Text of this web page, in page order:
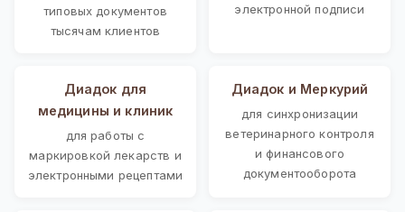
типовых документов
тысячам клиентов
электронной подписи
Диадок для
медицины и клиник
для работы с
маркировкой лекарств и
электронными рецептами
Диадок и Меркурий
для синхронизации
ветеринарного контроля
и финансового
документооборота